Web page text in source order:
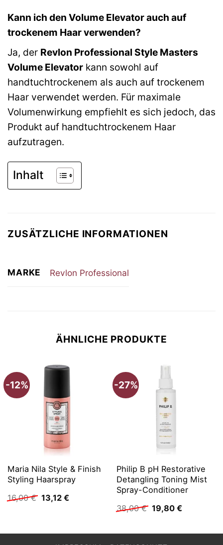
Kann ich den Volume Elevator auch auf
trockenem Haar verwenden?
Ja, der Revlon Professional Style Masters
Volume Elevator kann sowohl auf
handtuchtrockenem als auch auf trockenem
Haar verwendet werden. Für maximale
Volumenwirkung empfiehlt es sich jedoch, das
Produkt auf handtuchtrockenem Haar
aufzutragen.
Inhalt
ZUSÄTZLICHE INFORMATIONEN
MARKE Revlon Professional
ÄHNLICHE PRODUKTE
-12%
Maria Nila Style & Finish
Styling Haarspray
16,00€ Ursprünglicher
Preis
13,12 €Aktueller
-27%
Philip B pH Restorative
Detangling Toning Mist
Spray-Conditioner
38,00€ Ursprünglicher
Preis
38,00 €
19,80 €Aktueller
19,80 €.